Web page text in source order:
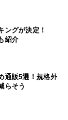
ングが決定！
紹介
通販5選！規格外
らそう